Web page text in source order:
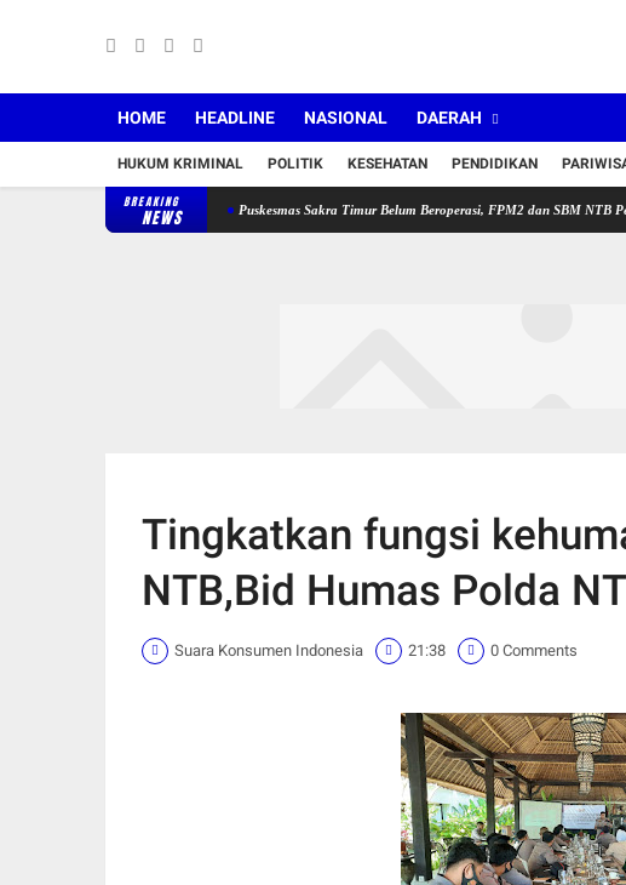
HOME HEADLINE NASIONAL DAERAH
HUKUM KRIMINAL POLITIK KESEHATAN PENDIDIKAN
BREAKING
NEWS
Lama dan Jabatan Baru Puskesmas Sakra Timur Belum Beroperasi, FPM2 dan SBM NTB
Tingkatkan fungsi
NTB,Bid Humas Polda
Suara Konsumen Indonesia 21:38 0 Comments